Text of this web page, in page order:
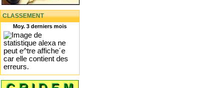
CLASSEMENT
Moy. 3 derniers mois